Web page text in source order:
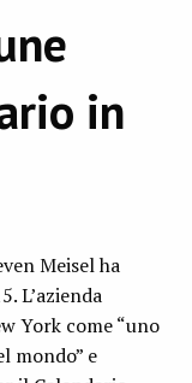
in
Meisel ha
L’azienda
York come “uno
mondo” e